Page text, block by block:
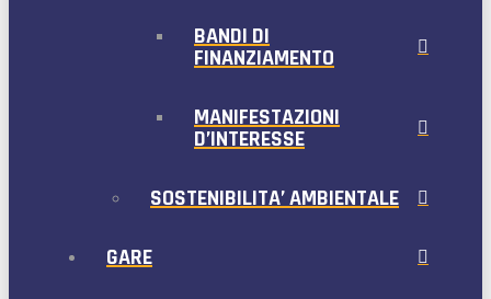
BANDI DI
FINANZIAMENTO
MANIFESTAZIONI
D’INTERESSE
SOSTENIBILITA’ AMBIENTALE
GARE